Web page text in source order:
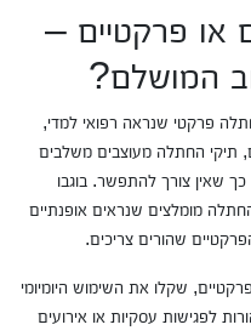
או פרקטיים –
המושלם?
פרקטי שנראה רפואי למדי,
תיקי החתלה מעוצבים משלבים
שאין צורך להתפשר. בוגבו
מומלצים שנראים אופנתיים
שהורים צריכים.
שקלו את השימוש היומיומי
לפגישות עסקיות או אירועים